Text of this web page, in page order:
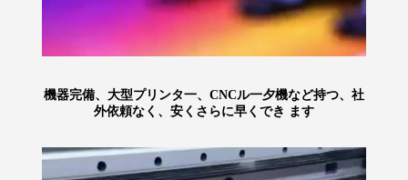
機器完備、大型プリンタ一、CNCル一夕機など持つ、社
外依頼なく、安くさらに早くでき ます